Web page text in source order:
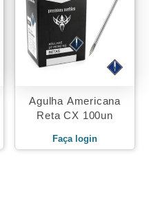
Agulha Americana
Reta CX 100un
Faça login